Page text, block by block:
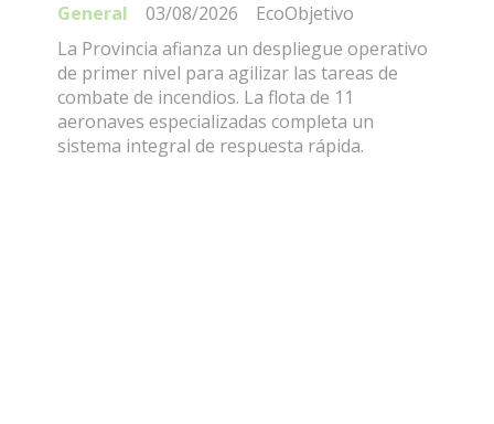
EcoObjetivo
General
03/08/2026
La Provincia afianza un despliegue operativo
de primer nivel para agilizar las tareas de
combate de incendios. La flota de 11
aeronaves especializadas completa un
sistema integral de respuesta rápida.